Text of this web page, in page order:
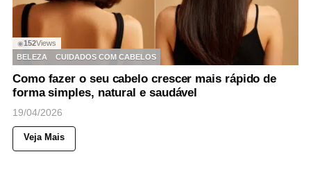
◉152Views
BELEZA
CUIDADOS COM CABELOS
Como fazer o seu cabelo crescer mais rápido de
forma simples, natural e saudável
19/04/2026
Veja Mais